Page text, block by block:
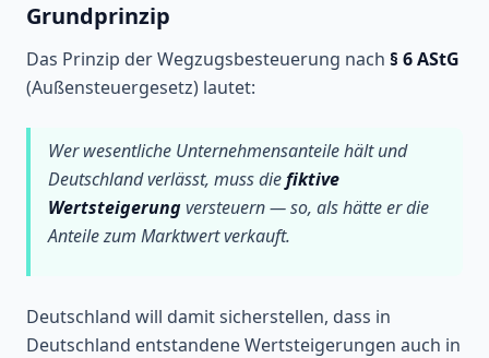
Grundprinzip
Das Prinzip der Wegzugsbesteuerung nach § 6 AStG
(Außensteuergesetz) lautet:
Wer wesentliche Unternehmensanteile hält und
Deutschland verlässt, muss diefiktive
Wertsteigerungversteuern — so, als hätte er die
Anteile zum Marktwert verkauft.
Deutschland will damit sicherstellen, dass in
Deutschland entstandene Wertsteigerungen auch in